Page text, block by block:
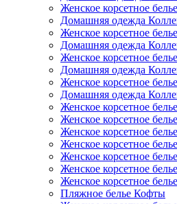
Женское корсетное
Домашняя одежда
Женское корсетное
Домашняя одежда
Женское корсетное
Домашняя одежда
Женское корсетное
Домашняя одежда
Женское корсетное
Женское корсетное
Женское корсетное
Женское корсетное
Женское корсетное
Женское корсетное
Женское корсетное
Пляжное белье Кофты